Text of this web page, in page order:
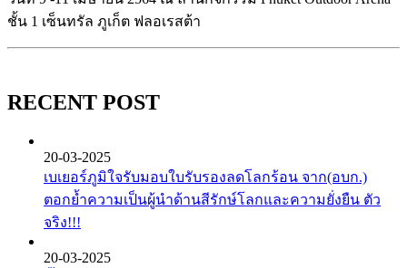
ชั้น 1 เซ็นทรัล ภูเก็ต ฟลอเรสต้า
RECENT POST
20-03-2025
เบเยอร์ภูมิใจรับมอบใบรับรองลดโลกร้อน จาก(อบก.)
ตอกย้ำความเป็นผู้นำด้านสีรักษ์โลกและความยั่งยืน ตัว
จริง!!!
20-03-2025